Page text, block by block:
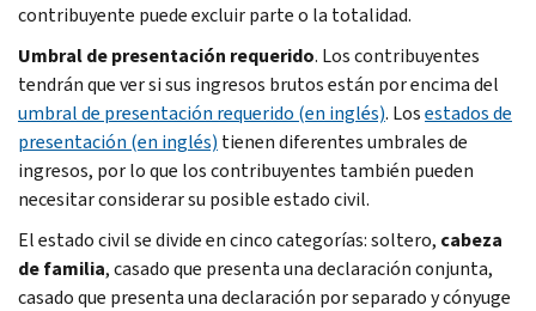
contribuyente puede excluir parte o la totalidad.
Umbral de presentación requerido. Los contribuyentes
tendrán que ver si sus ingresos brutos están por encima del
umbral de presentación requerido (en inglés). Losestados de
presentación (en inglés) tienen diferentes umbrales de
ingresos, por lo que los contribuyentes también pueden
necesitar considerar su posible estado civil.
El estado civil se divide en cinco categorías: soltero, cabeza
de familia, casado que presenta una declaración conjunta,
casado que presenta una declaración por separado y cónyuge